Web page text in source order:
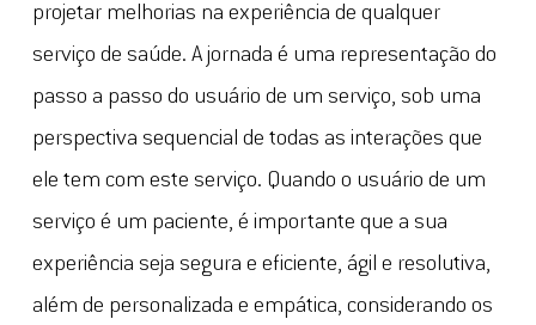
projetar melhorias na experiência de qualquer
serviço de saúde. A jornada é uma representação do
passo a passo do usuário de um serviço, sob uma
perspectiva sequencial de todas as interações que
ele tem com este serviço. Quando o usuário de um
serviço é um paciente, é importante que a sua
experiência seja segura e eficiente, ágil e resolutiva,
além de personalizada e empática, considerando os